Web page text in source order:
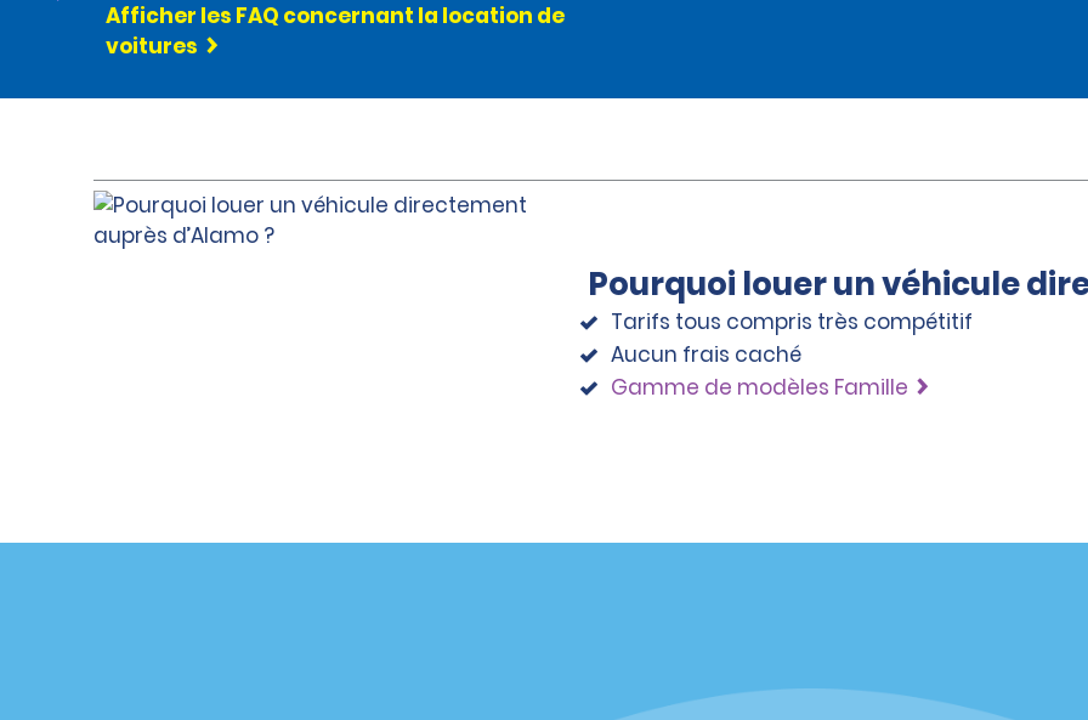
Afficher les FAQ concernant la location de
voitures
Pourquoi louer un véhicule
Tarifs tous compris très compétitif
Aucun frais caché
Gamme de modèles Famille
internationale